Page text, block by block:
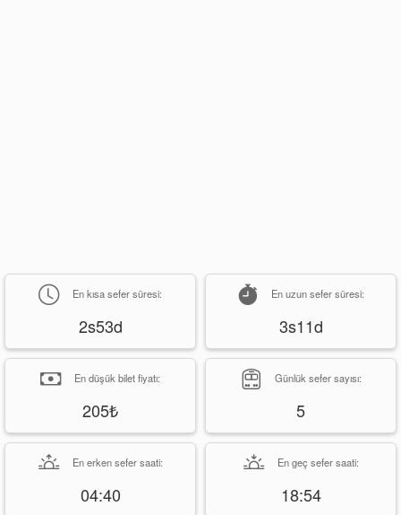
En kısa sefer süresi:
2s53d
En uzun sefer süresi:
3s11d
En düşük bilet fiyatı:
205₺
Günlük sefer sayısı:
5
En erken sefer saati:
04:40
En geç sefer saati:
18:54